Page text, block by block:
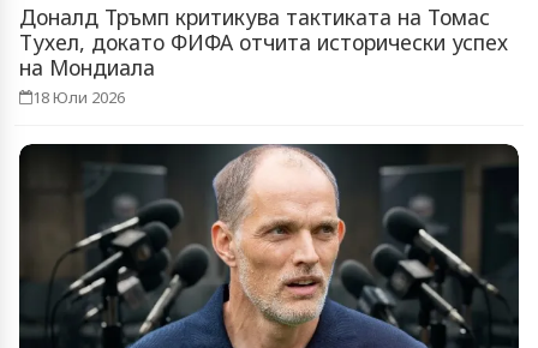
Доналд Тръмп критикува тактиката на Томас
Тухел, докато ФИФА отчита исторически успех
на Мондиала
18 Юли 2026